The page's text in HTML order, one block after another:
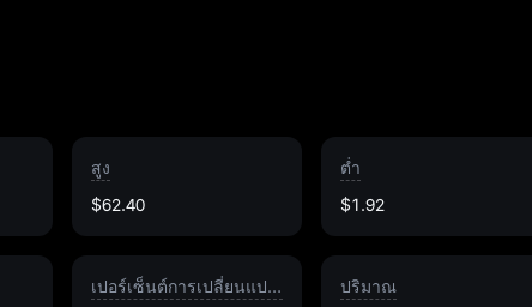
สูง
$62.40
ต่ำ
$1.92
เปอร์เซ็นต์การเปลี่ยนแปลง
ปริมาณ